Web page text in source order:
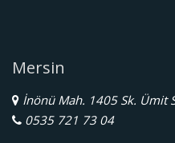
Mersin
İnönü Mah. 1405 Sk. Ümit
0535 721 73 04